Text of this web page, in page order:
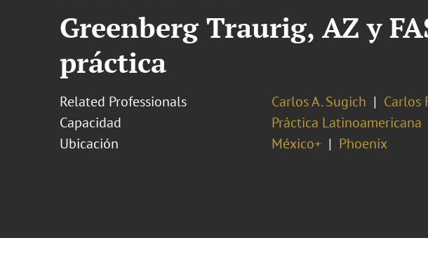
Greenberg Traurig, AZ y
práctica
Related Professionals Carlos A. Sugich
Carlos
Capacidad
Práctica Latinoamericana
Ubicación
México+ Phoenix